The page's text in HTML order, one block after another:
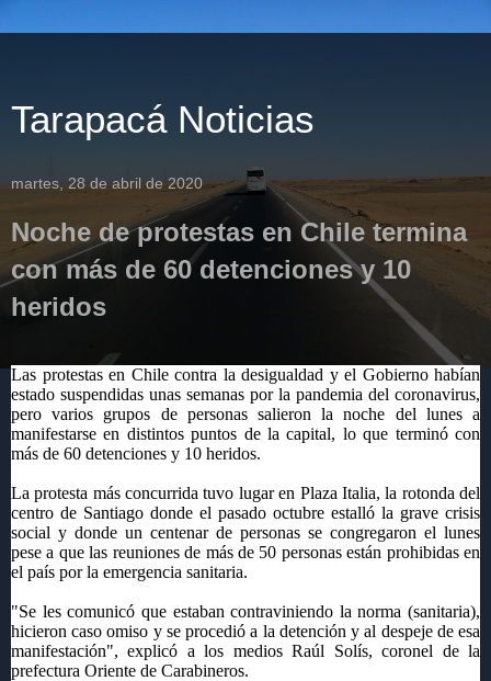
Tarapacá Noticias
martes, 28 de abril de 2020
Noche de protestas en Chile termina
con más de 60 detenciones y 10
heridos
Las protestas en Chile contra la desigualdad y el Gobierno habían
estado suspendidas unas semanas por la pandemia del coronavirus,
pero varios grupos de personas salieron la noche del lunes a
manifestarse en distintos puntos de la capital, lo que terminó con
más de 60 detenciones y 10 heridos.
La protesta más concurrida tuvo lugar en Plaza Italia, la rotonda del
centro de Santiago donde el pasado octubre estalló la grave crisis
social y donde un centenar de personas se congregaron el lunes
pese a que las reuniones de más de 50 personas están prohibidas en
el país por la emergencia sanitaria.
"Se les comunicó que estaban contraviniendo la norma (sanitaria),
hicieron caso omiso y se procedió a la detención y al despeje de esa
manifestación", explicó a los medios Raúl Solís, coronel de la
prefectura Oriente de Carabineros.